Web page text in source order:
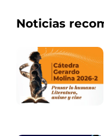
Noticias